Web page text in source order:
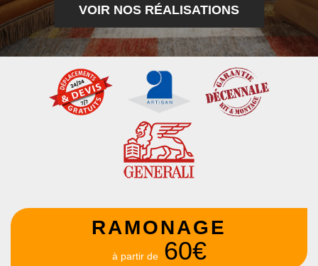
VOIR NOS RÉALISATIONS
RAMONAGE
à partir de 60€